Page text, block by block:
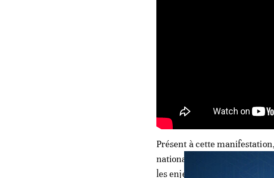
Présent à cette
national de l’eau et de
les enjeux à relever pour